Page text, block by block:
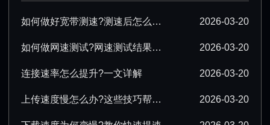
如何做好宽带测速?测速后怎么优化? 2026-03-20
如何做网速测试?网速测试结果怎么解读? 2026-03-20
连接速率怎么提升?一文详解 2026-03-20
上传速度慢怎么办?这些技巧帮你提速 2026-03-20